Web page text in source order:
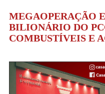
MEGAOPERAÇÃO
BILIONÁRIO DO
COMBUSTÍVEIS E